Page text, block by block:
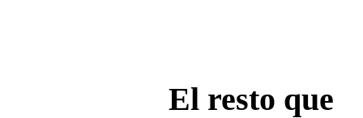
El resto que